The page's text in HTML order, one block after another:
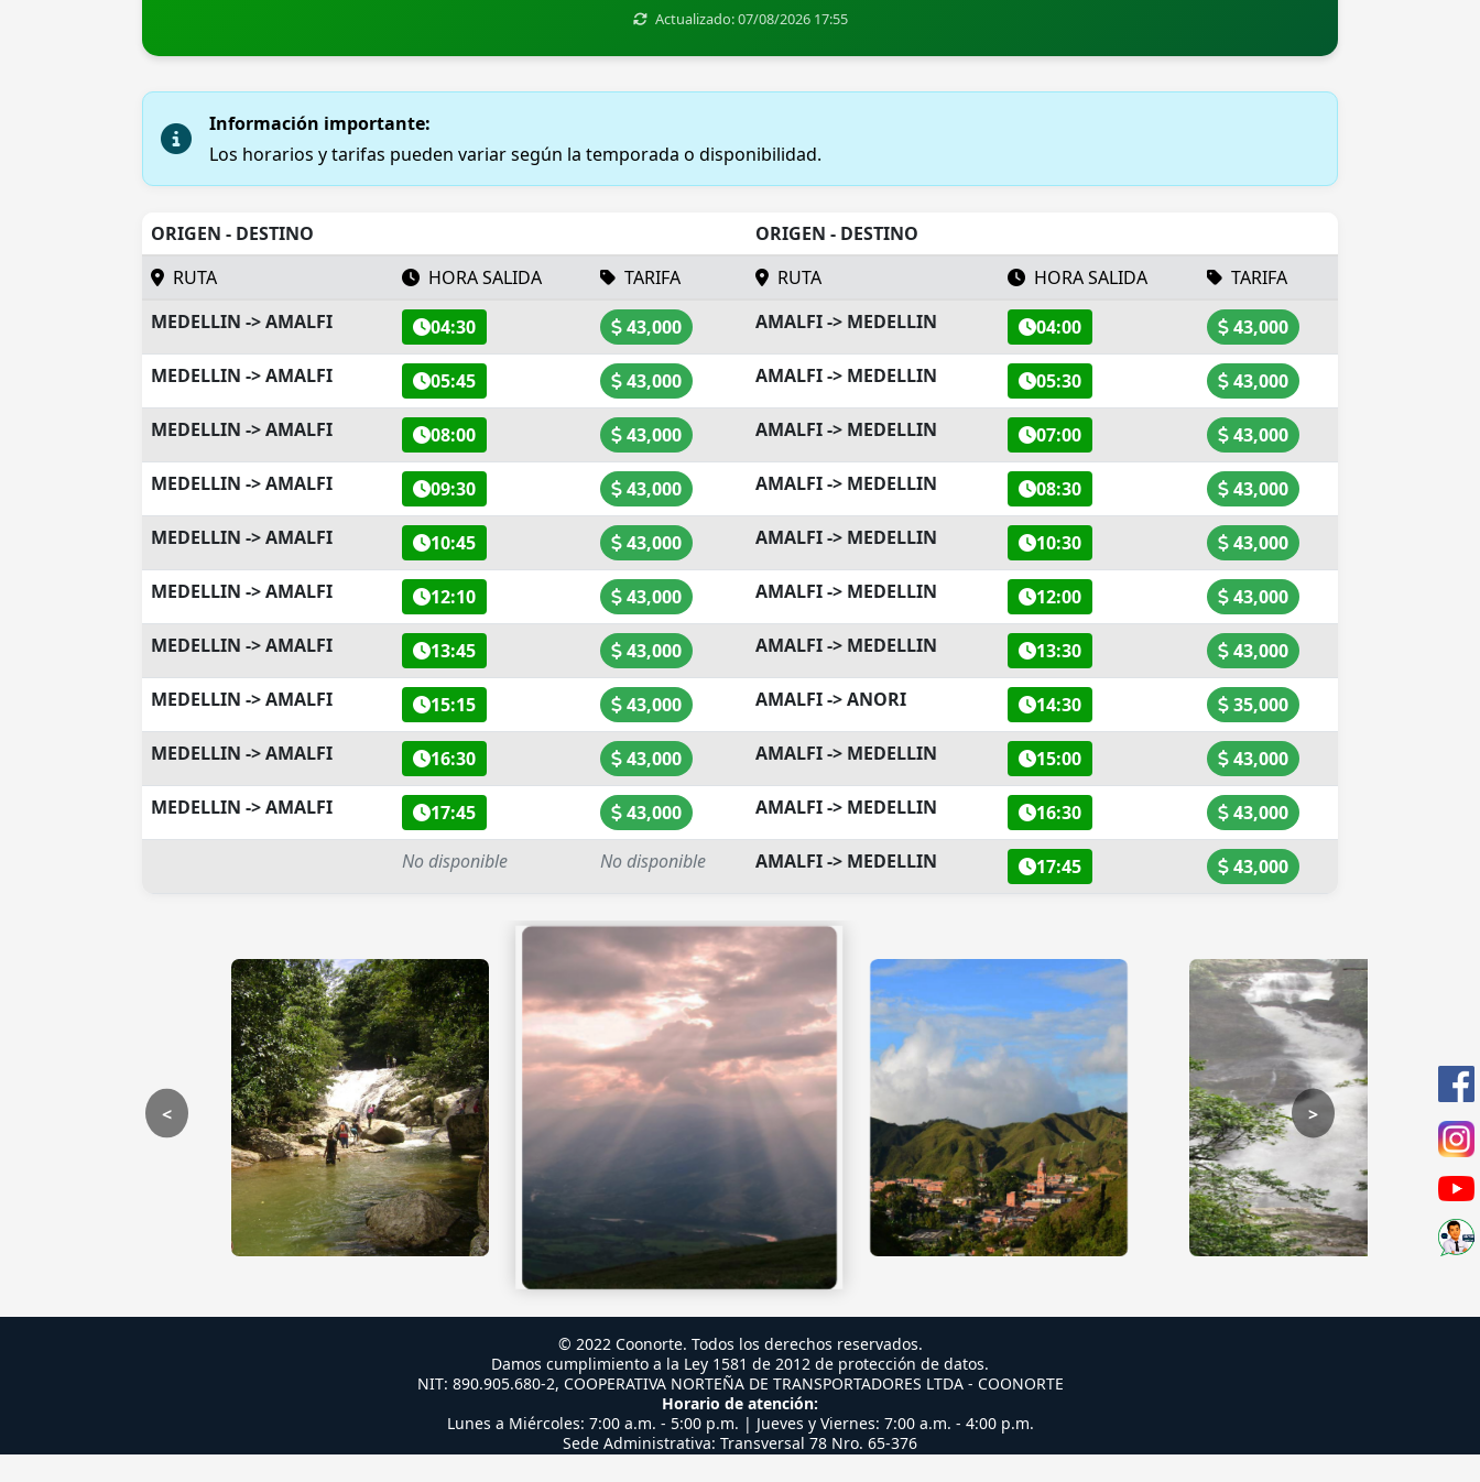
Actualizado: 07/08/2026 17:55
Información importante:
Los horarios y tarifas pueden variar según la temporada o disponibilidad.
ORIGEN - DESTINO
ORIGEN - DESTINO
RUTA
HORA SALIDA TARIFA RUTA HORA SALIDA
TARIFA
MEDELLIN -> AMALFI
04:30 43,000 AMALFI -> MEDELLIN 04:00
43,000
MEDELLIN -> AMALFI
05:45 43,000 AMALFI -> MEDELLIN 05:30
43,000
MEDELLIN -> AMALFI
08:00 43,000 AMALFI -> MEDELLIN 07:00
43,000
MEDELLIN -> AMALFI
09:30 43,000 AMALFI -> MEDELLIN 08:30
43,000
MEDELLIN -> AMALFI
10:45 43,000 AMALFI -> MEDELLIN 10:30
43,000
MEDELLIN -> AMALFI
12:10 43,000 AMALFI -> MEDELLIN 12:00
43,000
MEDELLIN -> AMALFI
13:45 43,000 AMALFI -> MEDELLIN 13:30
43,000
MEDELLIN -> AMALFI
15:15 43,000 AMALFI -> ANORI 14:30
35,000
MEDELLIN -> AMALFI
16:30 43,000 AMALFI -> MEDELLIN 15:00
43,000
MEDELLIN -> AMALFI
17:45 43,000 AMALFI -> MEDELLIN 16:30
43,000
No disponible
No disponible AMALFI -> MEDELLIN 17:45 43,000
< >
© 2022 Coonorte. Todos los derechos reservados.
Damos cumplimiento a la Ley 1581 de 2012 de protección de datos.
NIT: 890.905.680-2, COOPERATIVA NORTEÑA DE TRANSPORTADORES LTDA - COONORTE
Horario de atención:
Lunes a Miércoles: 7:00 a.m. - 5:00 p.m. | Jueves y Viernes: 7:00 a.m. - 4:00 p.m.
Sede Administrativa: Transversal 78 Nro. 65-376